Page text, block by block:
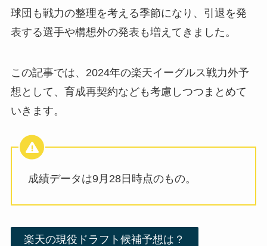
球団も戦力の整理を考える季節になり、引退を発
表する選手や構想外の発表も増えてきました。
この記事では、2024年の楽天イーグルス戦力外予
想として、育成再契約なども考慮しつつまとめて
いきます。
成績データは9月28日時点のもの。
楽天の現役ドラフト候補予想は？